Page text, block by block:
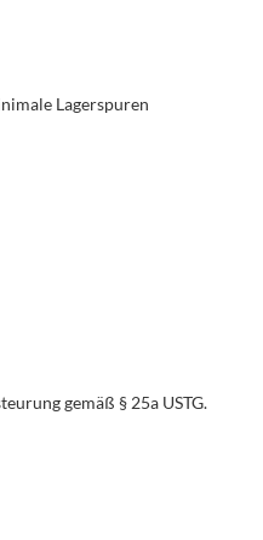
Lagerspuren
gemäß § 25a USTG.